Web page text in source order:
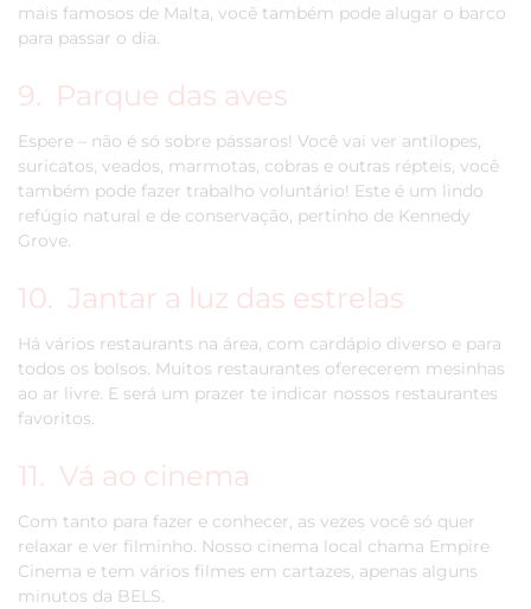
mais famosos de Malta, você também pode alugar o barco
para passar o dia.
9. Parque das aves
Espere – não é só sobre pássaros! Você vai ver antílopes,
suricatos, veados, marmotas, cobras e outras répteis, você
também pode fazer trabalho voluntário! Este é um lindo
refúgio natural e de conservação, pertinho de Kennedy
Grove.
10. Jantar a luz das estrelas
Há vários restaurants na área, com cardápio diverso e para
todos os bolsos. Muitos restaurantes oferecerem mesinhas
ao ar livre. E será um prazer te indicar nossos restaurantes
favoritos.
11. Vá ao cinema
Com tanto para fazer e conhecer, as vezes você só quer
relaxar e ver filminho. Nosso cinema local chama Empire
Cinema e tem vários filmes em cartazes, apenas alguns
minutos da BELS.